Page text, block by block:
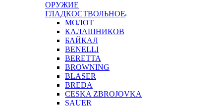
ОРУЖИЕ
ГЛАДКОСТВОЛЬНОЕ
МОЛОТ
КАЛАШНИКОВ
БАЙКАЛ
BENELLI
BERETTA
BROWNING
BLASER
BREDA
CESKA ZBROJOVKA
SAUER